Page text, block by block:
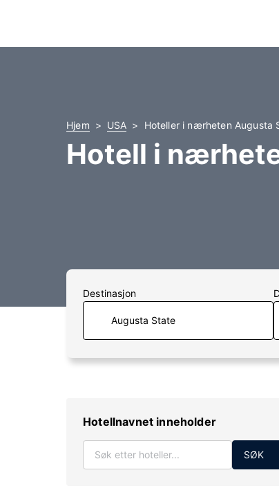
Hjem USA Hoteller i nærheten Augusta
Hotell i
Destinasjon
Hotellnavnet inneholder
SØK